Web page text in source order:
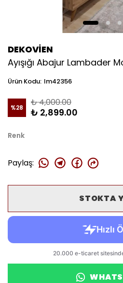
DEKOVİEN
Ayışığı Abajur Lambader
Ürün Kodu: lm42356
%28 ₺ 4,000.00
₺ 2,899.00
Renk
Paylaş:
STOKTA